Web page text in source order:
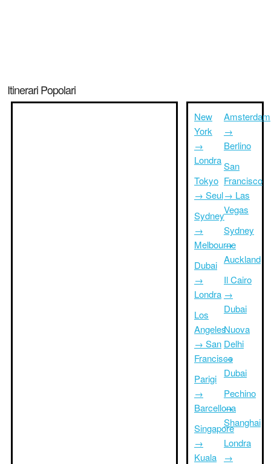
Itinerari Popolari
New
York
→
Londra
Tokyo
→ Seul
Sydney
→
Melbourne
Dubai
→
Londra
Los
Angeles
→ San
Francisco
Parigi
→
Barcellona
Singapore
→
Kuala
Amsterdam
→
Berlino
San
Francisco
→ Las
Vegas
Sydney
→
Auckland
Il Cairo
→
Dubai
Nuova
Delhi
→
Dubai
Pechino
→
Shanghai
Londra
→